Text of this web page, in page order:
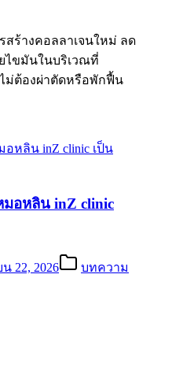
สร้างคอลลาเจนใหม่ ลด
ไขมันในบริเวณที่
ม่ต้องผ่าตัดหรือพักฟื้น
อหลิน inZ clinic
22, 2026
บทความ